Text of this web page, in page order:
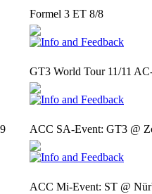
Formel 3 ET 8/8
GT3 World Tour 11/11
ACC SA-Event: GT3 @
ACC Mi-Event: ST @